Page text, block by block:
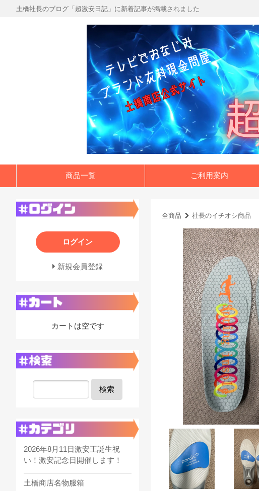
土橋社長のブログ「超激安日記」に新着記事が掲載されました
商品一覧 ご利用案内
全商品 社長のイチオシ商品
ログイン
新規会員登録
カートは空です
検索
2026年8月11日激安王誕生祝
い！激安記念日開催します！
土橋商店名物服箱